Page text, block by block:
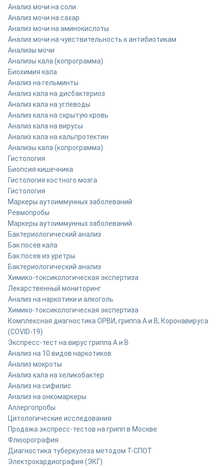
Анализ мочи на соли
Анализ мочи на сахар
Анализ мочи на аминокислоты
Анализ мочи на чувствительность к антибиотикам
Анализы мочи
Анализы кала (копрограмма)
Биохимия кала
Анализ на гельминты
Анализ кала на дисбактериоз
Анализ кала на углеводы
Анализ кала на скрытую кровь
Анализ кала на вирусы
Анализ кала на кальпротектин
Анализы кала (копрограмма)
Гистология
Биопсия кишечника
Гистология костного мозга
Гистология
Маркеры аутоиммунных заболеваний
Ревмопробы
Маркеры аутоиммунных заболеваний
Бактериологический анализ
Бак посев кала
Бак посев из уретры
Бактериологический анализ
Химико-токсикологическая экспертиза
Лекарственный мониторинг
Анализ на наркотики и алкоголь
Химико-токсикологическая экспертиза
Комплексная диагностика ОРВИ, гриппа A и B, Коронавируса
(COVID-19)
Экспресс-тест на вирус гриппа А и В
Анализ на 10 видов наркотиков
Анализ мокроты
Анализ кала на хеликобактер
Анализ на сифилис
Анализ на онкомаркеры
Аллергопробы
Цитологические исследования
Продажа экспресс-тестов на грипп в Москве
Флюорография
Диагностика туберкулеза методом Т-СПОТ
Электрокардиография (ЭКГ)